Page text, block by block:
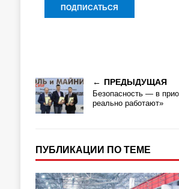
ПРЕДЫДУЩАЯ
Безопасность — в
реально работают»
ПУБЛИКАЦИИ ПО ТЕМЕ